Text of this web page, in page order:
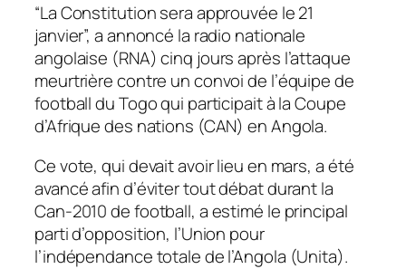
“La Constitution sera approuvée le 21
janvier”, a annoncé la radio nationale
angolaise (RNA) cinq jours après l’attaque
meurtrière contre un convoi de l’équipe de
football du Togo qui participait à la Coupe
d’Afrique des nations (CAN) en Angola.
Ce vote, qui devait avoir lieu en mars, a été
avancé afin d’éviter tout débat durant la
Can-2010 de football, a estimé le principal
parti d’opposition, l’Union pour
l’indépendance totale de l’Angola (Unita).